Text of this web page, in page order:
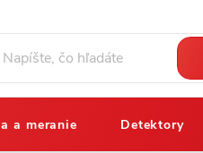
a meranie Detektory